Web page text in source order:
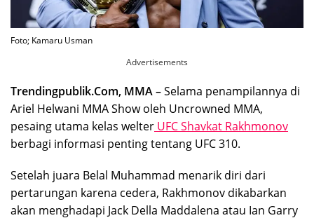
Foto; Kamaru Usman
Advertisements
Trendingpublik.Com, MMA –Selama penampilannya di
Ariel Helwani MMA Show oleh Uncrowned MMA,
pesaing utama kelas welter UFC Shavkat Rakhmonov
berbagi informasi penting tentang UFC 310.
Setelah juara Belal Muhammad menarik diri dari
pertarungan karena cedera, Rakhmonov dikabarkan
akan menghadapi Jack Della Maddalena atau Ian Garry